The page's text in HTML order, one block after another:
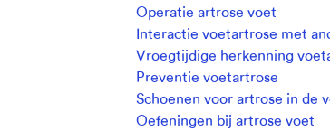
Operatie artrose voet
Interactie voetartrose met
Vroegtijdige herkenning
Preventie voetartrose
Schoenen voor artrose in de
Oefeningen bij artrose voet